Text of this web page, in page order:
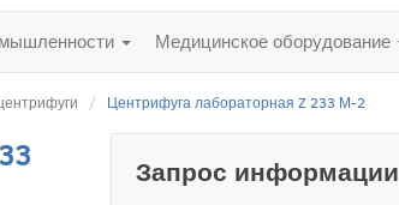
Медицинское оборудование
Центрифуга лабораторная Z 233 М-2
Запрос информации